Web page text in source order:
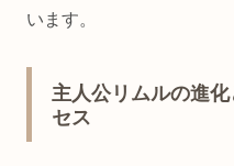
います。
主人公リムルの進
セス